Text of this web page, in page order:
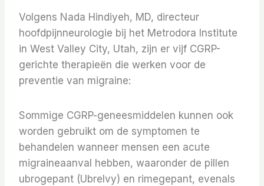
Volgens Nada Hindiyeh, MD, directeur
hoofdpijnneurologie bij het Metrodora Institute
in West Valley City, Utah, zijn er vijf CGRP-
gerichte therapieën die werken voor de
preventie van migraine:
Sommige CGRP-geneesmiddelen kunnen ook
worden gebruikt om de symptomen te
behandelen wanneer mensen een acute
migraineaanval hebben, waaronder de pillen
ubrogepant (Ubrelvy) en rimegepant, evenals